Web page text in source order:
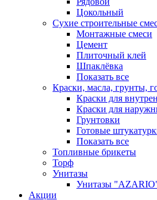
Цокольный
Сухие строительные
Монтажные смеси
Цемент
Плиточный клей
Шпаклёвка
Показать все
Краски, масла, грунты,
Краски для
Краски для
Грунтовки
Готовые
Показать все
Топливные брикеты
Торф
Унитазы
Унитазы
Акции